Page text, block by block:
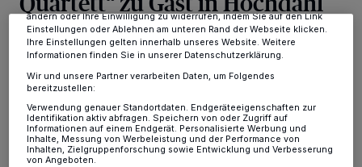
Hochdahl·Am 24. November um 17 Uhr findet in der
Heilig Geist Kirche in Hochdahl Sandheide das 203.
Sandheider Meisterkonzert statt. Als Künstler werden
diesmal das Eternum Saxophone Quartett zu hören
sein.
dieses Menü jederzeit wieder aufrufen, um Ihre Einstellungen zu
ändern oder Ihre Einwilligung zu widerrufen, indem Sie auf den Link
Einstellungen oder Ablehnen am unteren Rand der Webseite klicken.
Ihre Einstellungen gelten innerhalb unseres Website. Weitere
Informationen finden Sie in unserer Datenschutzerklärung.
Wir und unsere Partner verarbeiten Daten, um Folgendes
bereitzustellen:
Verwendung genauer Standortdaten. Endgeräteeigenschaften zur
Identifikation aktiv abfragen. Speichern von oder Zugriff auf
Informationen auf einem Endgerät. Personalisierte Werbung und
Inhalte, Messung von Werbeleistung und der Performance von
Inhalten, Zielgruppenforschung sowie Entwicklung und Verbesserung
von Angeboten.